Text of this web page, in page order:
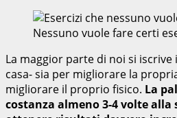
Nessuno vuole fare certi
La maggior parte di noi si iscrive
casa- sia per migliorare la
migliorare il proprio fisico. La
costanza almeno 3-4 volte